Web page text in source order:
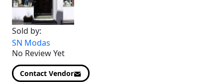
Sold by:
SN Modas
No Review Yet
Contact Vendor